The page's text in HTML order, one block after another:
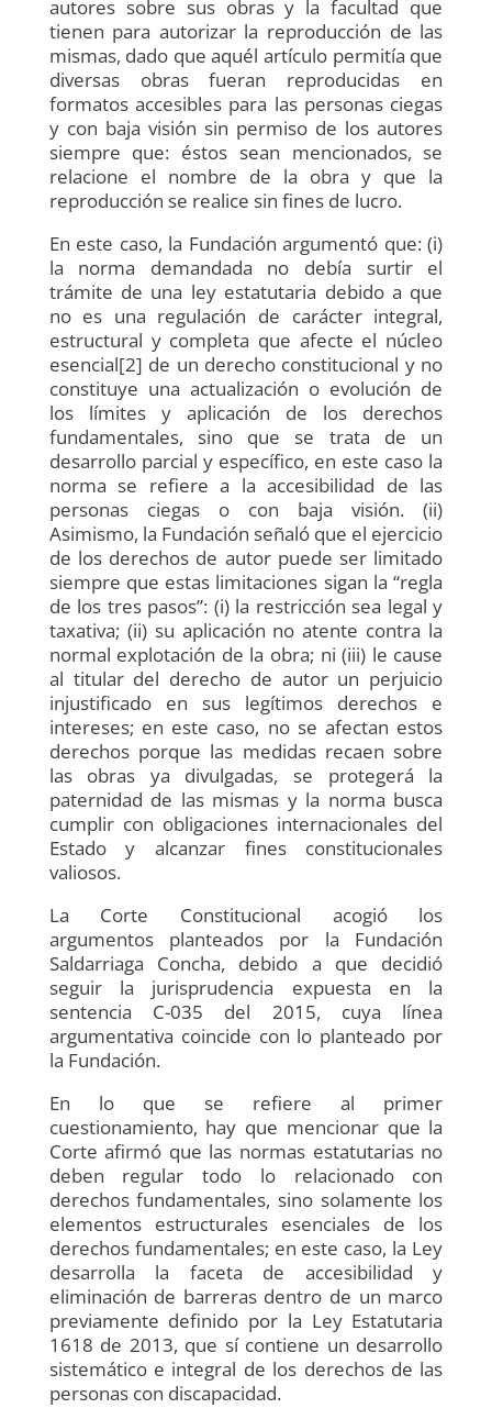
autores sobre sus obras y la facultad que
tienen para autorizar la reproducción de las
mismas, dado que aquél artículo permitía que
diversas obras fueran reproducidas en
formatos accesibles para las personas ciegas
y con baja visión sin permiso de los autores
siempre que: éstos sean mencionados, se
relacione el nombre de la obra y que la
reproducción se realice sin fines de lucro.
En este caso, la Fundación argumentó que: (i)
la norma demandada no debía surtir el
trámite de una ley estatutaria debido a que
no es una regulación de carácter integral,
estructural y completa que afecte el núcleo
esencial[2] de un derecho constitucional y no
constituye una actualización o evolución de
los límites y aplicación de los derechos
fundamentales, sino que se trata de un
desarrollo parcial y específico, en este caso la
norma se refiere a la accesibilidad de las
personas ciegas o con baja visión. (ii)
Asimismo, la Fundación señaló que el ejercicio
de los derechos de autor puede ser limitado
siempre que estas limitaciones sigan la “regla
de los tres pasos”: (i) la restricción sea legal y
taxativa; (ii) su aplicación no atente contra la
normal explotación de la obra; ni (iii) le cause
al titular del derecho de autor un perjuicio
injustificado en sus legítimos derechos e
intereses; en este caso, no se afectan estos
derechos porque las medidas recaen sobre
las obras ya divulgadas, se protegerá la
paternidad de las mismas y la norma busca
cumplir con obligaciones internacionales del
Estado y alcanzar fines constitucionales
valiosos.
La Corte Constitucional acogió los
argumentos planteados por la Fundación
Saldarriaga Concha, debido a que decidió
seguir la jurisprudencia expuesta en la
sentencia C-035 del 2015, cuya línea
argumentativa coincide con lo planteado por
la Fundación.
En lo que se refiere al primer
cuestionamiento, hay que mencionar que la
Corte afirmó que las normas estatutarias no
deben regular todo lo relacionado con
derechos fundamentales, sino solamente los
elementos estructurales esenciales de los
derechos fundamentales; en este caso, la Ley
desarrolla la faceta de accesibilidad y
eliminación de barreras dentro de un marco
previamente definido por la Ley Estatutaria
1618 de 2013, que sí contiene un desarrollo
sistemático e integral de los derechos de las
personas con discapacidad.